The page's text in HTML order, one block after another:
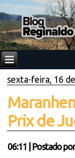
sexta-feira, 16
Prix de
06:11 Postado